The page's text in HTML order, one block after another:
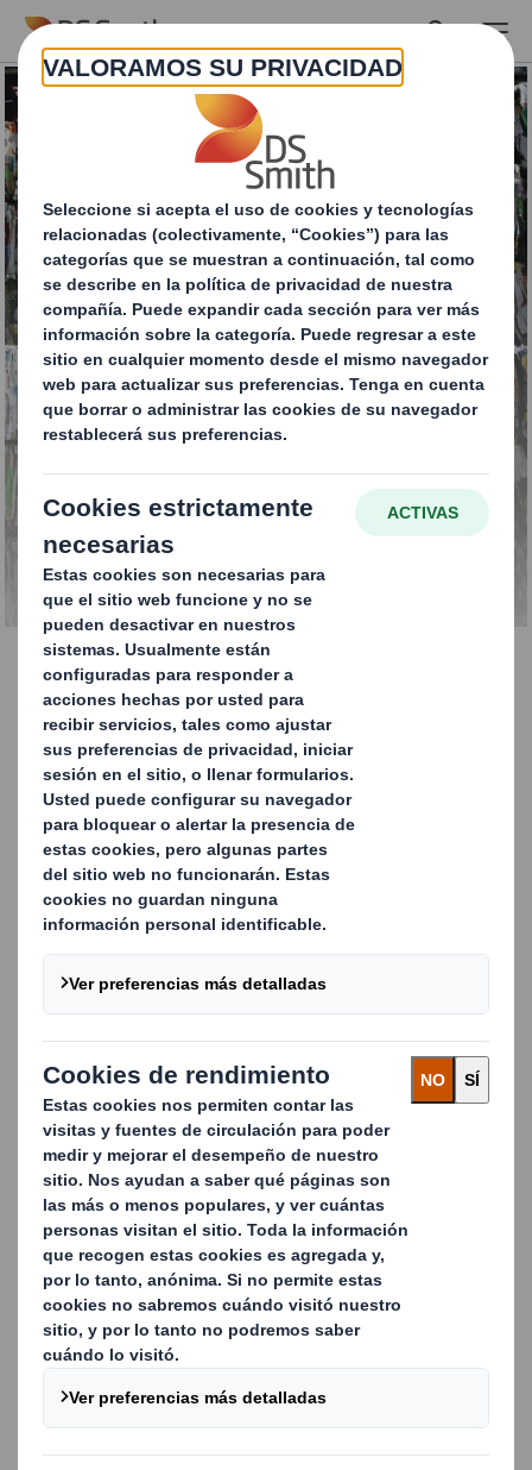
Skip to main content
Reciclaje de mezcla de
residuos secos
Reciclaje de mezcla de
residuos secos
Nuestro servicio de reciclaje de mezcla
residuos secos es una solución para los
residuos que se ha diseñado para facilitar
aún más el reciclaje en el lugar de trabajo y
ofrecerle un modo rentable de aumentar sus
tasas de reciclaje y evitar que sus residuos
PÓNGASE EN CONTACTO CON
NOSOTROS